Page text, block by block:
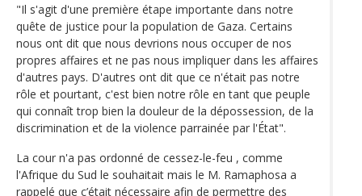
"Il s'agit d'une première étape importante dans notre
quête de justice pour la population de Gaza. Certains
nous ont dit que nous devrions nous occuper de nos
propres affaires et ne pas nous impliquer dans les affaires
d'autres pays. D'autres ont dit que ce n'était pas notre
rôle et pourtant, c'est bien notre rôle en tant que peuple
qui connaît trop bien la douleur de la dépossession, de la
discrimination et de la violence parrainée par l'État".
La cour n'a pas ordonné de cessez-le-feu , comme
l'Afrique du Sud le souhaitait mais le M. Ramaphosa a
rappelé que c’était nécessaire afin de permettre des